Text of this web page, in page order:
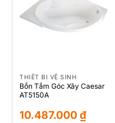
THIẾT BỊ VỆ SINH
Bồn Tắm Góc Xây Caesar
AT5150A
10.487.000₫